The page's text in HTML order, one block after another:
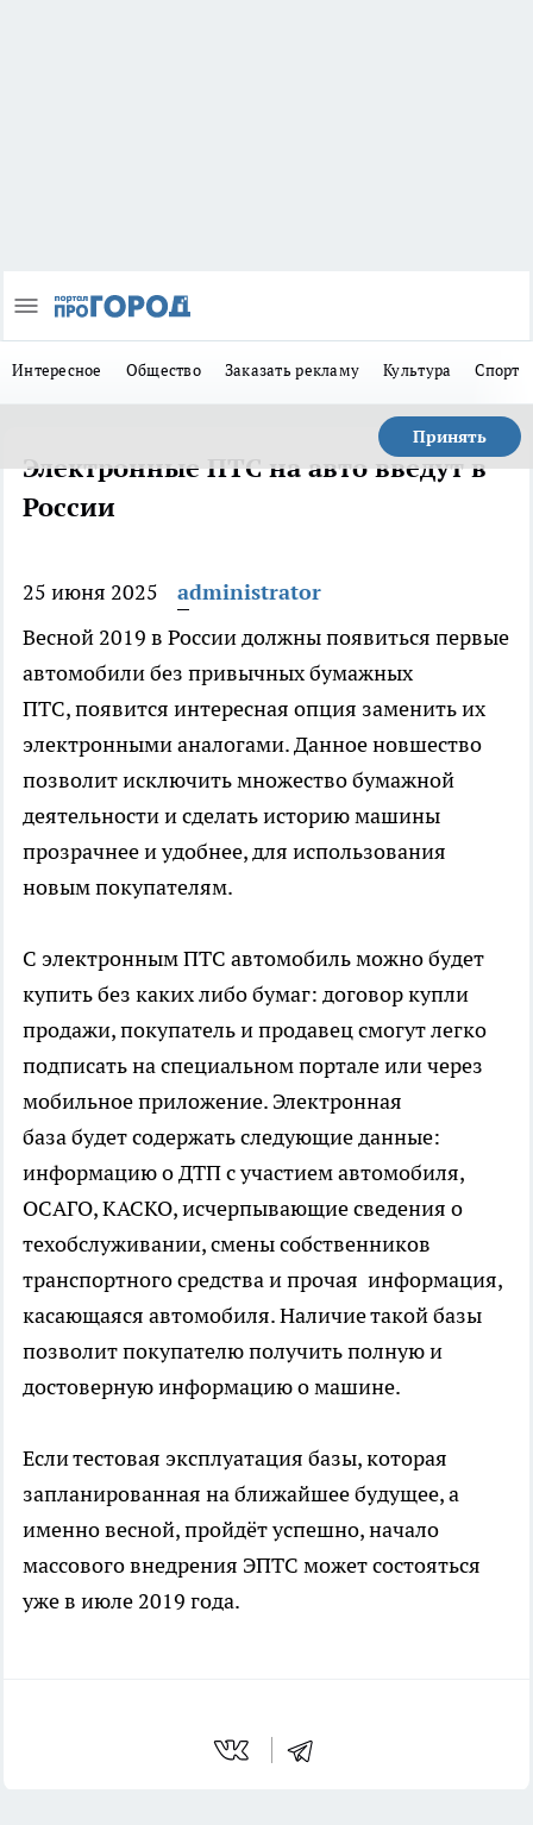
Интересное Общество Заказать рекламу Культура Спорт
Принять
Электронные ПТС на авто введут в
России
25 июня 2025
administrator
Весной 2019 в России должны появиться первые
автомобили без привычных бумажных
ПТС, появится интересная опция заменить их
электронными аналогами. Данное новшество
позволит исключить множество бумажной
деятельности и сделать историю машины
прозрачнее и удобнее, для использования
новым покупателям.
С электронным ПТС автомобиль можно будет
купить без каких либо бумаг: договор купли
продажи, покупатель и продавец смогут легко
подписать на специальном портале или через
мобильное приложение. Электронная
база будет содержать следующие данные:
информацию о ДТП с участием автомобиля,
ОСАГО, КАСКО, исчерпывающие сведения о
техобслуживании, смены собственников
транспортного средства и прочая информация,
касающаяся автомобиля. Наличие такой базы
позволит покупателю получить полную и
достоверную информацию о машине.
Если тестовая эксплуатация базы, которая
запланированная на ближайшее будущее, а
именно весной, пройдёт успешно, начало
массового внедрения ЭПТС может состояться
уже в июле 2019 года.